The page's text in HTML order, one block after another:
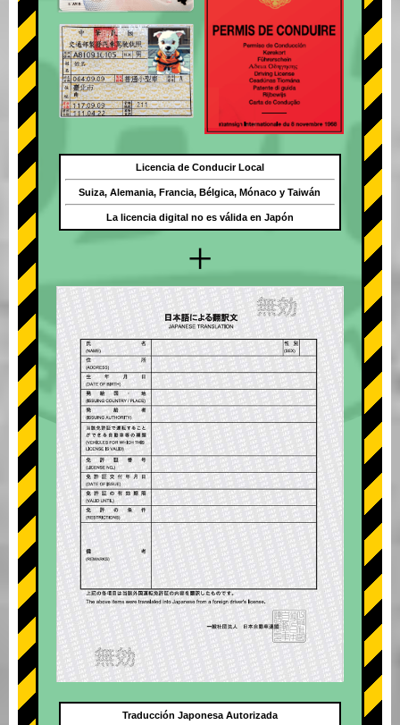
+
Licencia de Conducir Local
Suiza, Alemania, Francia, Bélgica, Mónaco y Taiwán
La licencia digital no es válida en Japón
Traducción Japonesa Autorizada